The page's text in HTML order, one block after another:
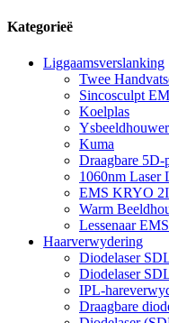
Kategorieë
Liggaamsverslanking
Twee
Sincosculpt
Koelplas
Kuma
Draagbare 5D-
1060nm Laser
EMS KRYO
Warm
Lessenaar
Haarverwydering
Diodelaser
Diodelaser
IPL-
Draagbare